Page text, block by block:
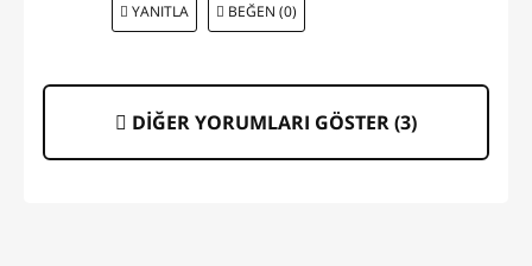
YANITLA BEĞEN (0)
DİĞER YORUMLARI GÖSTER (3)